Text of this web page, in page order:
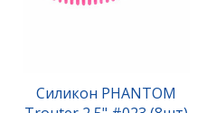
Силикон PHANTOM